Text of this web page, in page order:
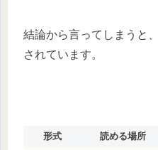
結論から言ってしまうと
されています。
形式 読める場所